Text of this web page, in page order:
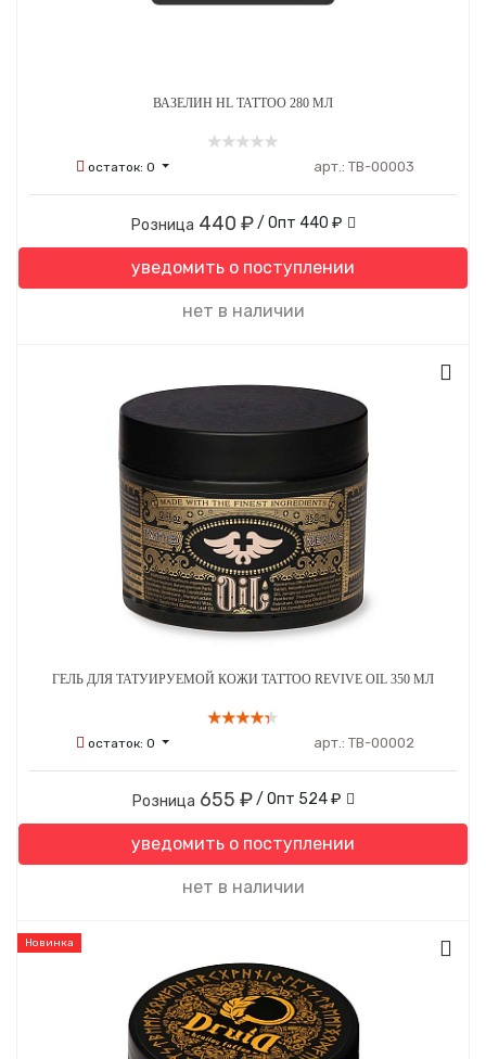
ВАЗЕЛИН HL TATTOO 280 МЛ
остаток: 0 арт.: ТВ-00003
Розница 440 ₽ / Опт 440 ₽
уведомить о поступлении
нет в наличии
ГЕЛЬ ДЛЯ ТАТУИРУЕМОЙ КОЖИ TATTOO REVIVE OIL 350 МЛ
остаток: 0 арт.: ТВ-00002
Розница 655 ₽ / Опт 524 ₽
уведомить о поступлении
нет в наличии
Новинка